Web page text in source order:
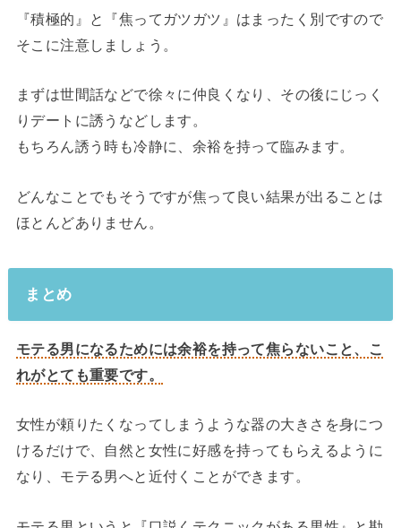
『積極的』と『焦ってガツガツ』はまったく別ですので
そこに注意しましょう。
まずは世間話などで徐々に仲良くなり、その後にじっく
りデートに誘うなどします。
もちろん誘う時も冷静に、余裕を持って臨みます。
どんなことでもそうですが焦って良い結果が出ることは
ほとんどありません。
まとめ
モテる男になるためには余裕を持って焦らないこと、こ
れがとても重要です。
女性が頼りたくなってしまうような器の大きさを身につ
けるだけで、自然と女性に好感を持ってもらえるように
なり、モテる男へと近付くことができます。